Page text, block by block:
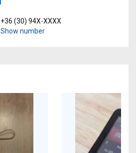
+36 (30) 94X-XXXX
Show number